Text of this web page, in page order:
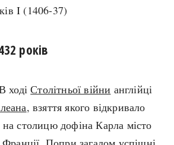
I (1406-37)
років
ходіСтолітньої війни англійці
, взяття якого відкривало
столицю дофіна Карла місто